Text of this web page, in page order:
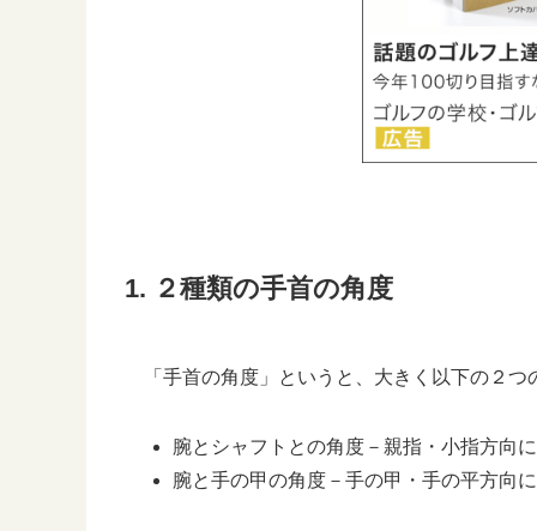
1. ２種類の手首の角度
「手首の角度」というと、大きく以下の２
腕とシャフトとの角度－親指・小指方向
腕と手の甲の角度－手の甲・手の平方向